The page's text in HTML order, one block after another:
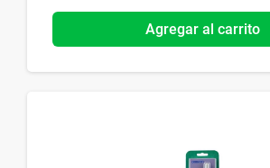
Agregar al carrito